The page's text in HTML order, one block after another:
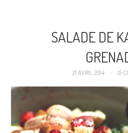
SALADE DE
21 AVRIL 2014 15